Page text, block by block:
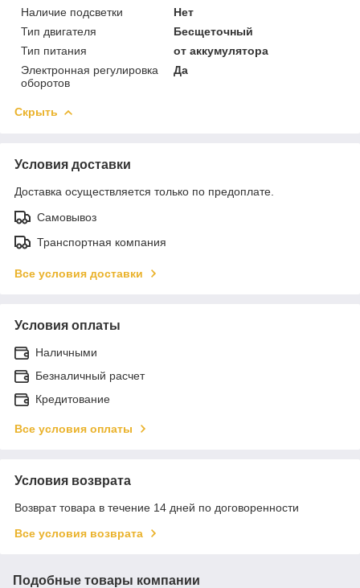
Наличие подсветки
Нет
Тип двигателя
Бесщеточный
Тип питания
от аккумулятора
Электронная регулировка
оборотов
Да
Скрыть
Условия доставки
Доставка осуществляется только по предоплате.
Самовывоз
Транспортная компания
Все условия доставки
Условия оплаты
Наличными
Безналичный расчет
Кредитование
Все условия оплаты
Условия возврата
Возврат товара в течение 14 дней по договоренности
Все условия возврата
Подобные товары компании